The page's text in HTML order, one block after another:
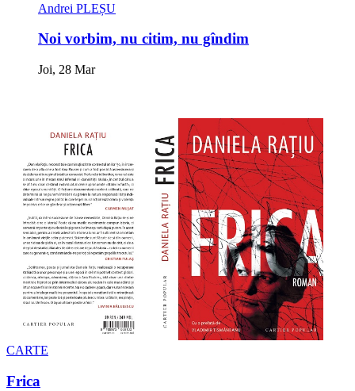
Andrei PLEȘU
Noi vorbim, nu citim, nu gîndim
Joi, 28 Mar
CARTE
Frica